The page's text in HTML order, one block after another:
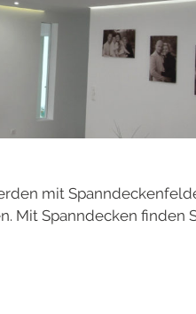
mit
Spanndecken finden